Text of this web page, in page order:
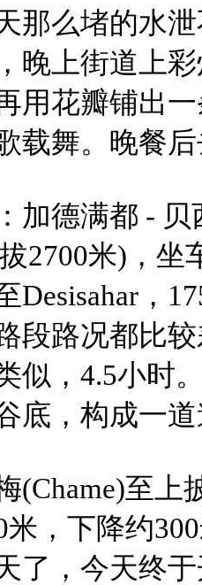
那么堵的水
晚上街道上
用花瓣铺出
载舞。晚餐
加德满都 - 贝
2700米)，坐
Desisahar​，
段路况都比较
似，4.5小时
底，构成一
(Chame)至上
，下降约
了，今天终